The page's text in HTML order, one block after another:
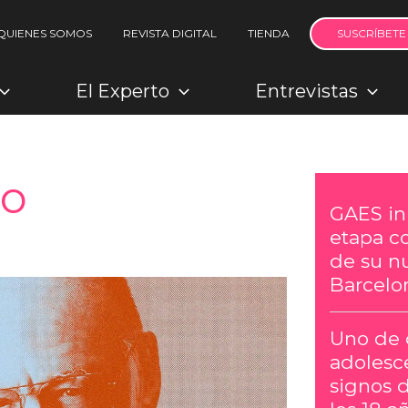
SOMOS REVISTA DIGITAL TIENDA SUSCRÍBETE
El Experto Entrevistas
GAES
etapa
de su
Uno de
signos